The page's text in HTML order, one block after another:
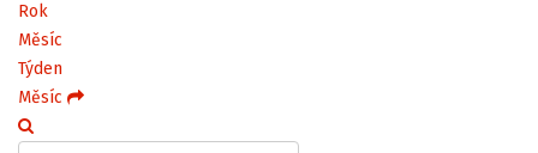
Rok
Měsíc
Týden
Měsíc